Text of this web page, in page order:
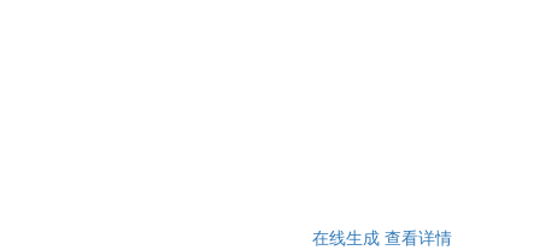
在线生成 查看详情